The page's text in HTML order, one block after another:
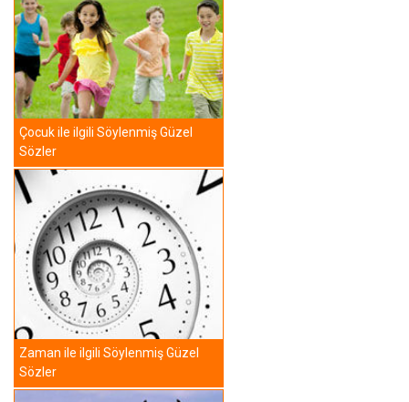
Çocuk ile ilgili Söylenmiş Güzel
Sözler
Zaman ile ilgili Söylenmiş Güzel
Sözler